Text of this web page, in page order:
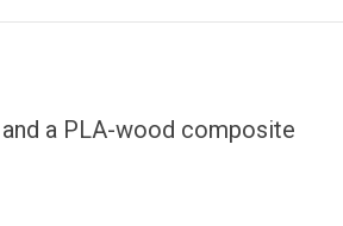
a PLA-wood composite